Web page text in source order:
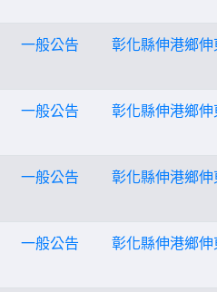
一般公告 彰化縣伸港鄉
一般公告 彰化縣伸港鄉
一般公告 彰化縣伸港鄉
一般公告 彰化縣伸港鄉